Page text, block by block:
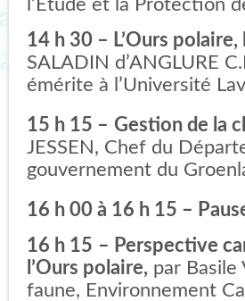
l’Étude et la Protection
14 h 30 – L’Ours polaire,
SALADIN d’ANGLURE
émérite à l’Université
15 h 15 – Gestion de la
JESSEN, Chef du
gouvernement du
16 h 00 à 16 h 15 –
16 h 15 – Perspective
l’Ours polaire, par Basile
faune, Environnement